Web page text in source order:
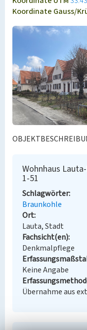
Koordinate Gauss/
Wohnhaus
1-51
Schlagwörter
Braunkohle
Ort
Lauta, Stadt
Fachsicht(en)
Denkmalpflege
Keine Angabe
Übernahme aus